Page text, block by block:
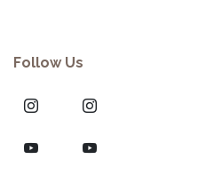
Follow Us